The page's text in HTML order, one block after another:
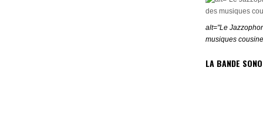
alt="Le
musiques
LA BANDE